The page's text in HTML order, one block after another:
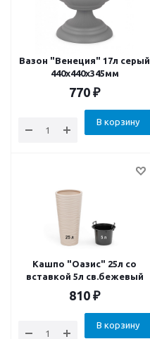
Вазон "Венеция" 17л серый
440х440х345мм
770 ₽
В корзину
Кашпо "Оазис" 25л со
вставкой 5л св.бежевый
810 ₽
В корзину